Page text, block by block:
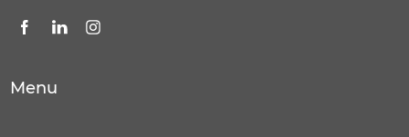
Menu